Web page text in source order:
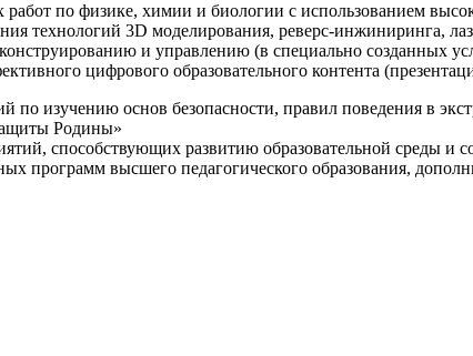
по физике, химии и биологии с использованием
технологий 3D моделирования, реверс-инжиниринга,
и управлению (в специально созданных
цифрового образовательного контента
по изучению основ безопасности, правил поведения в
Родины»
способствующих развитию образовательной среды
программ высшего педагогического образования,